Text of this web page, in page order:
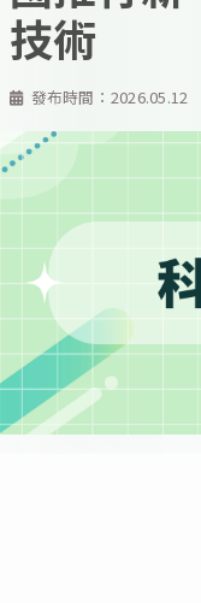
發布時間： 2026.05.12
技術